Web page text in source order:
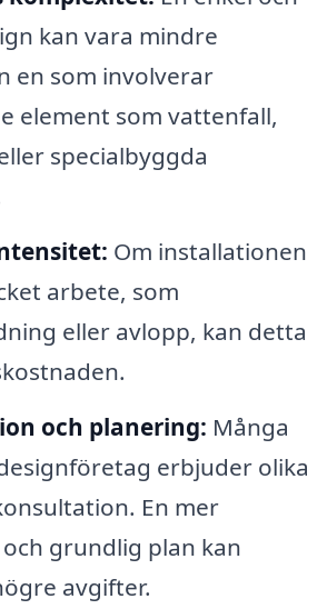
kan vara mindre
en som involverar
element som vattenfall,
specialbyggda
Om installationen
arbete, som
eller avlopp, kan detta
och planering: Många
erbjuder olika
En mer
grundlig plan kan
avgifter.